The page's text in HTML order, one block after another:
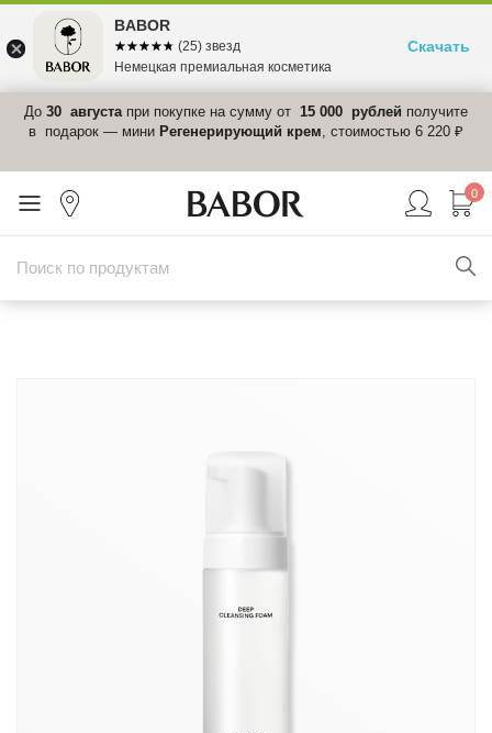
До 30 августапри покупке на сумму от 15 000 рублей получите
в подарок — мини Регенерирующий крем, стоимостью 6 220 ₽
0
BABOR
☆☆☆☆☆
★★★★★ (25) звезд
Немецкая премиальная косметика
Скачать